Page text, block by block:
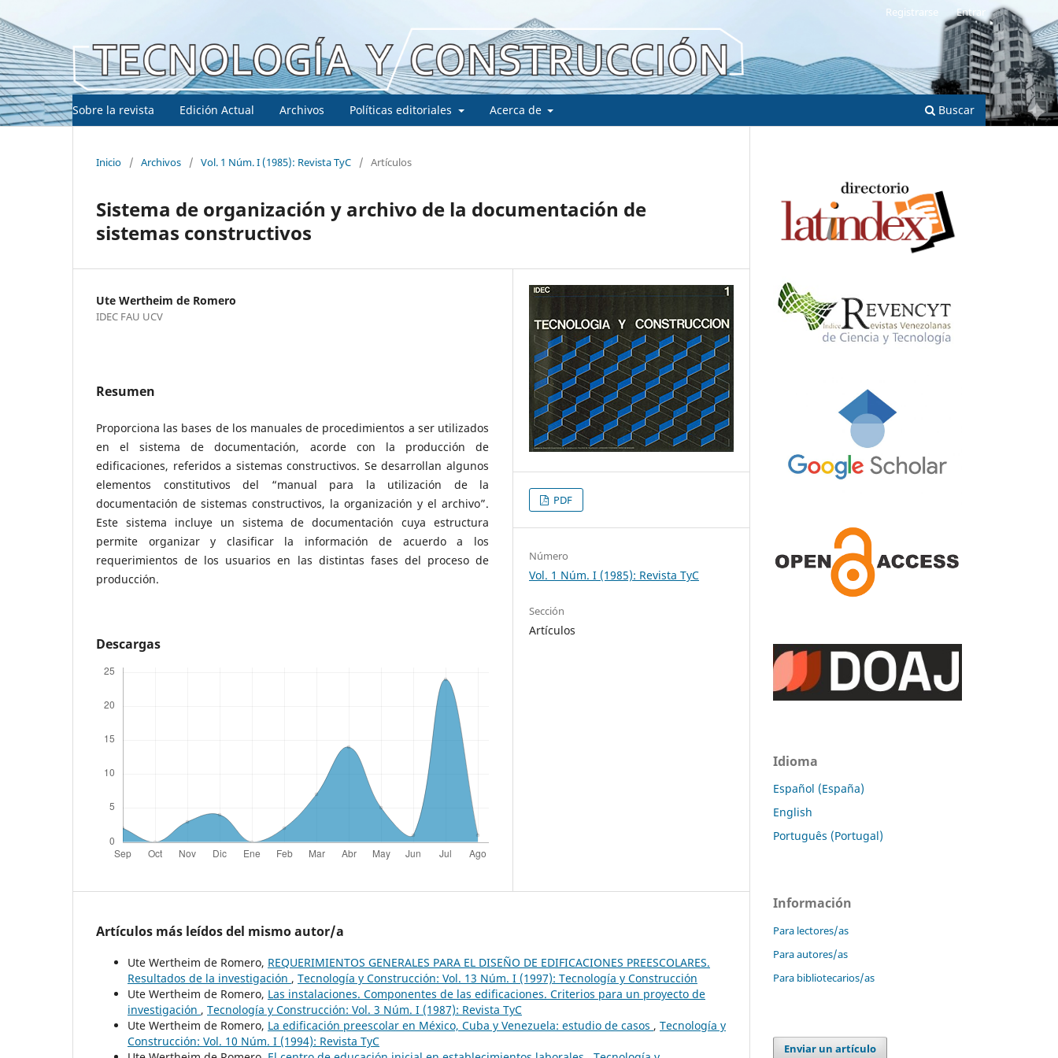
Sobre la revista Edición Actual Archivos Políticas editoriales Acerca de Buscar
Registrarse Entrar
Inicio / Archivos / Vol. 1 Núm. I (1985): Revista TyC / Artículos
Sistema de organización y archivo de la documentación de
sistemas constructivos
Ute Wertheim de Romero
IDEC FAU UCV
Resumen
Proporciona las bases de los manuales de procedimientos a ser utilizados
en el sistema de documentación, acorde con la producción de
edificaciones, referidos a sistemas constructivos. Se desarrollan algunos
elementos constitutivos del “manual para la utilización de la
documentación de sistemas constructivos, la organización y el archivo”.
Este sistema incluye un sistema de documentación cuya estructura
permite organizar y clasificar la información de acuerdo a los
requerimientos de los usuarios en las distintas fases del proceso de
producción.
Descargas
PDF
Número
Vol. 1 Núm. I (1985): Revista TyC
Sección
Artículos
Artículos más leídos del mismo autor/a
Ute Wertheim de Romero, REQUERIMIENTOS GENERALES PARA EL DISEÑO DE EDIFICACIONES PREESCOLARES.
Resultados de la investigación , Tecnología y Construcción: Vol. 13 Núm. I (1997): Tecnología y Construcción
Ute Wertheim de Romero, Las instalaciones. Componentes de las edificaciones. Criterios para un proyecto de
investigación , Tecnología y Construcción: Vol. 3 Núm. I (1987): Revista TyC
Ute Wertheim de Romero, La edificación preescolar en México, Cuba y Venezuela: estudio de casos , Tecnología y
Construcción: Vol. 10 Núm. I (1994): Revista TyC
Idioma
Español (España)
English
Português (Portugal)
Información
Para lectores/as
Para autores/as
Para bibliotecarios/as
Enviar un artículo